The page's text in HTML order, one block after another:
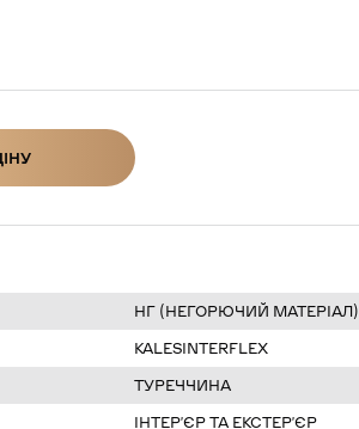
НГ (НЕГОРЮЧИЙ МАТЕРІАЛ)
KALESINTERFLEX
ТУРЕЧЧИНА
ІНТЕРʼЄР ТА ЕКСТЕРʼЄР